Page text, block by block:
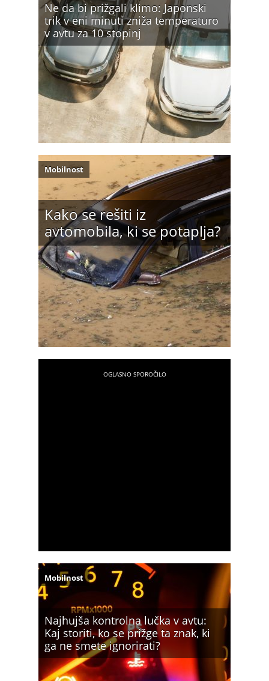
Ne da bi prižgali klimo: Japonski
trik v eni minuti zniža temperaturo
v avtu za 10 stopinj
Kako se rešiti iz
avtomobila, ki se potaplja?
Mobilnost
Najhujša kontrolna lučka v avtu:
Kaj storiti, ko se prižge ta znak, ki
ga ne smete ignorirati?
Mobilnost